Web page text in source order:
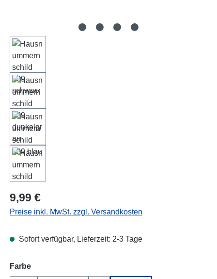
Regulärer Preis:
9,99 €
Preise inkl. MwSt. zzgl. Versandkosten
Sofort verfügbar, Lieferzeit: 2-3 Tage
Farbe